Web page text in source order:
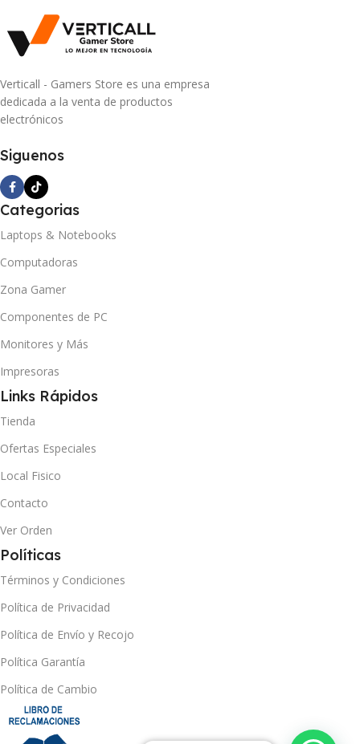
Verticall - Gamers Store es una empresa
dedicada a la venta de productos
electrónicos
Siguenos
Categorias
Laptops & Notebooks
Computadoras
Zona Gamer
Componentes de PC
Monitores y Más
Impresoras
Links Rápidos
Tienda
Ofertas Especiales
Local Fisico
Contacto
Ver Orden
Políticas
Términos y Condiciones
Política de Privacidad
Política de Envío y Recojo
Política Garantía
Política de Cambio